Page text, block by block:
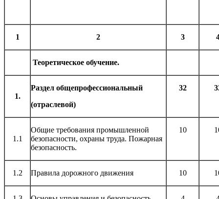
1 2 3
Теоретическое обучение.
1.
Раздел общепрофессиональный
(отраслевой)
32
1.1
Общие требования промышленной
безопасности, охраны труда. Пожарная
безопасность.
10
1.2 Правила дорожного движения 10